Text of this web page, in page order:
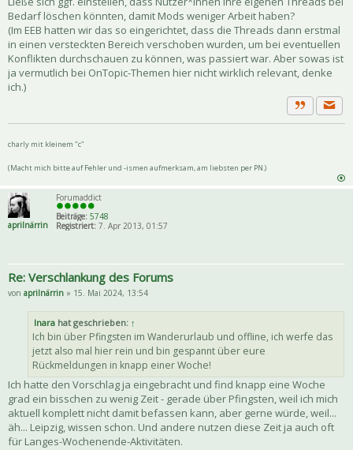
Bedarf löschen könnten, damit Mods weniger Arbeit haben?
(Im EEB hatten wir das so eingerichtet, dass die Threads dann erstmal
in einen versteckten Bereich verschoben wurden, um bei eventuellen
Konflikten durchschauen zu können, was passiert war. Aber sowas ist
ja vermutlich bei OnTopic-Themen hier nicht wirklich relevant, denke
ich.)
Zitat
charly mit kleinem "c"
(Macht mich bitte auf Fehler und -ismen aufmerksam, am liebsten per PN.)
aprilnärrin
Forumaddict
Beiträge: 5748
Registriert: 7. Apr 2013, 01:57
Re: Verschlankung des Forums
von aprilnärrin » 15. Mai 2024, 13:54
Inara hat geschrieben: ↑
Ich bin über Pfingsten im Wanderurlaub und offline, ich werfe das
jetzt also mal hier rein und bin gespannt über eure
Rückmeldungen in knapp einer Woche!
Ich hatte den Vorschlag ja eingebracht und find knapp eine Woche
grad ein bisschen zu wenig Zeit - gerade über Pfingsten, weil ich mich
aktuell komplett nicht damit befassen kann, aber gerne würde, weil...
äh... Leipzig, wissen schon. Und andere nutzen diese Zeit ja auch oft
für Langes-Wochenende-Aktivitäten.